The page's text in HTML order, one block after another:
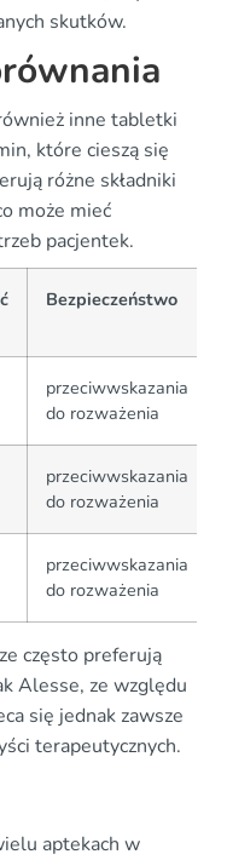
skutków.
inne tabletki
które cieszą się
różne składniki
może mieć
pacjentek.
Bezpieczeństwo
przeciwwskazania
do rozważenia
przeciwwskazania
do rozważenia
przeciwwskazania
do rozważenia
często preferują
Alesse, ze względu
się jednak zawsze
terapeutycznych.
aptekach w